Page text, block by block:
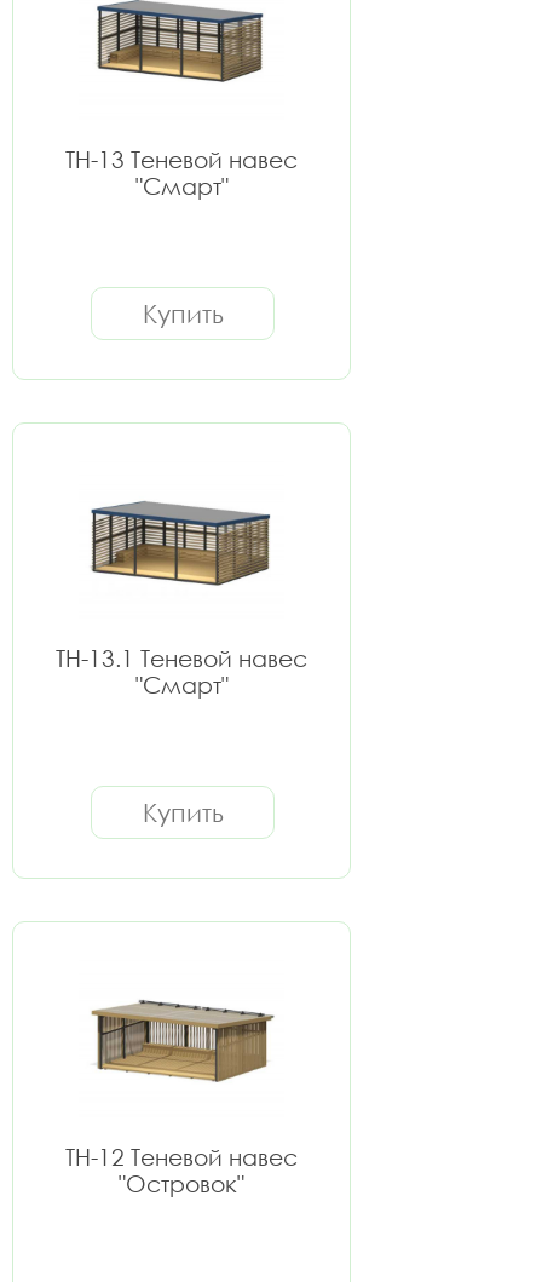
ТН-13 Теневой навес
"Смарт"
Купить
ТН-13.1 Теневой навес
"Смарт"
Купить
ТН-12 Теневой навес
"Островок"